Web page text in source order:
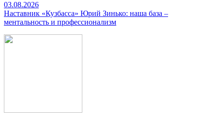
03.08.2026
Наставник «Кузбасса» Юрий Зинько: наша база –
ментальность и профессионализм